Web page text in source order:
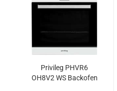
Privileg PHVR6
OH8V2 WS Backofen